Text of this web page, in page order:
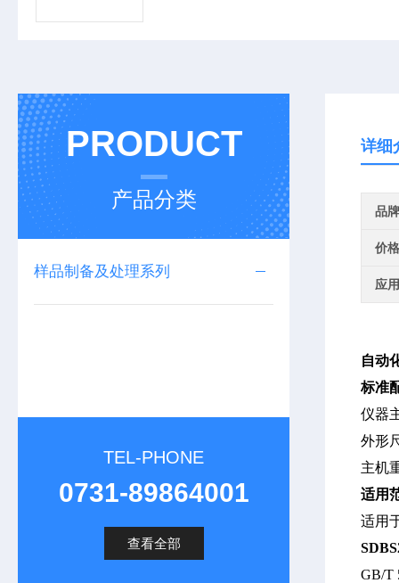
PRODUCT
产品分类
样品制备及处理系列
TEL-PHONE
0731-89864001
查看全部
详细
品牌
价
应
自动
标准
仪器
外形
主机
适用
适用
GB/T